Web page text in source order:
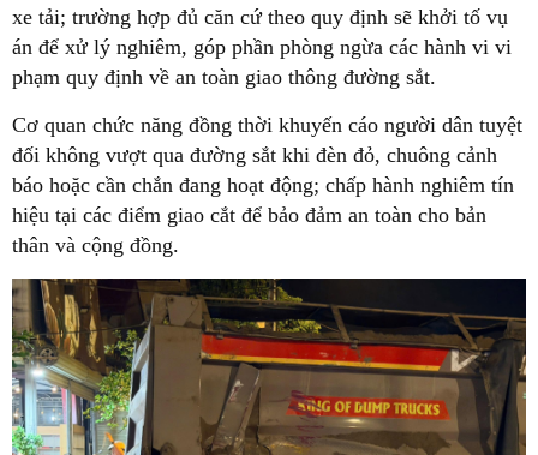
xe tải; trường hợp đủ căn cứ theo quy định sẽ khởi tố vụ
án để xử lý nghiêm, góp phần phòng ngừa các hành vi vi
phạm quy định về an toàn giao thông đường sắt.
Cơ quan chức năng đồng thời khuyến cáo người dân tuyệt
đối không vượt qua đường sắt khi đèn đỏ, chuông cảnh
báo hoặc cần chắn đang hoạt động; chấp hành nghiêm tín
hiệu tại các điểm giao cắt để bảo đảm an toàn cho bản
thân và cộng đồng.